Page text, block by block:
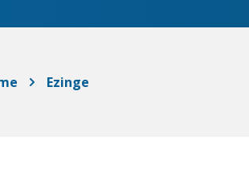
Ezinge